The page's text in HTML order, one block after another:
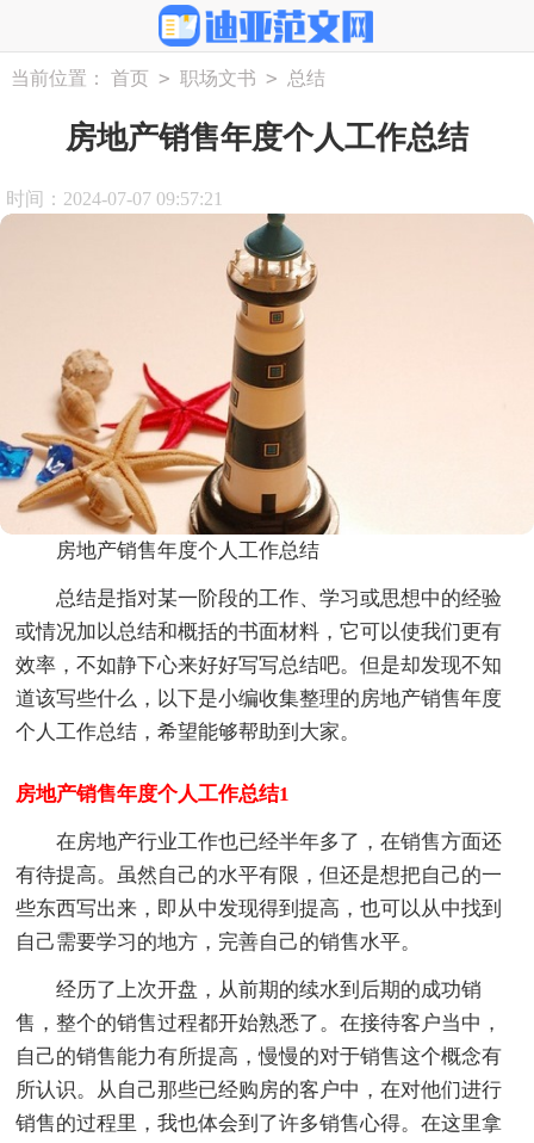
当前位置： 首页 > 职场文书 > 总结
房地产销售年度个人工作总结
时间：2024-07-07 09:57:21
房地产销售年度个人工作总结
总结是指对某一阶段的工作、学习或思想中的经验
或情况加以总结和概括的书面材料，它可以使我们更有
效率，不如静下心来好好写写总结吧。但是却发现不知
道该写些什么，以下是小编收集整理的房地产销售年度
个人工作总结，希望能够帮助到大家。
房地产销售年度个人工作总结1
在房地产行业工作也已经半年多了，在销售方面还
有待提高。虽然自己的水平有限，但还是想把自己的一
些东西写出来，即从中发现得到提高，也可以从中找到
自己需要学习的地方，完善自己的销售水平。
经历了上次开盘，从前期的续水到后期的成功销
售，整个的销售过程都开始熟悉了。在接待客户当中，
自己的销售能力有所提高，慢慢的对于销售这个概念有
所认识。从自己那些已经购房的客户中，在对他们进行
销售的过程里，我也体会到了许多销售心得。在这里拿